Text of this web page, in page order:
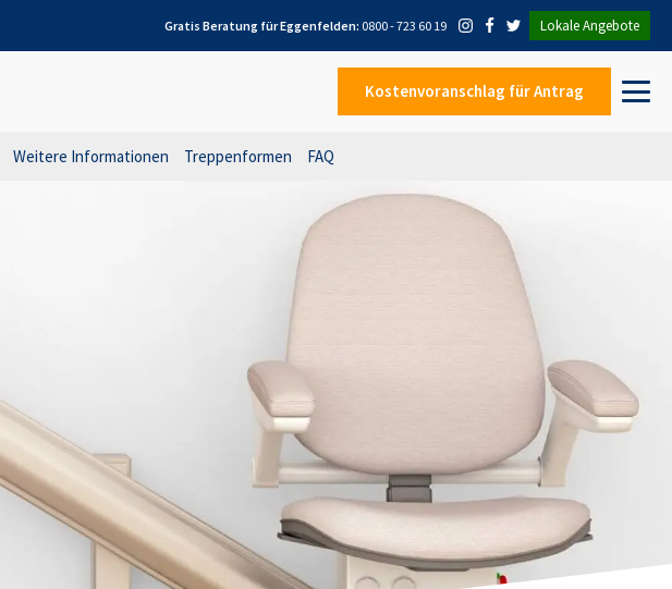
Gratis Beratung fürEggenfelden: 0800 - 723 60 19 Lokale Angebote
Kostenvoranschlag für Antrag
Weitere Informationen Treppenformen FAQ